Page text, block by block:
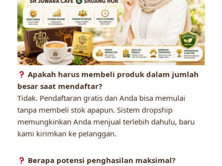
Apakah harus membeli produk dalam jumlah
besar saat mendaftar?
Tidak. Pendaftaran gratis dan Anda bisa memulai
tanpa membeli stok apapun. Sistem dropship
memungkinkan Anda menjual terlebih dahulu, baru
kami kirimkan ke pelanggan.
Berapa potensi penghasilan maksimal?